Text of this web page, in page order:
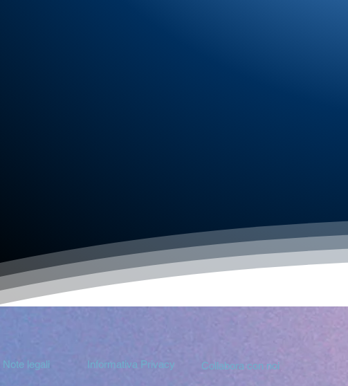
Note legali Informativa Privacy Collabora con noi